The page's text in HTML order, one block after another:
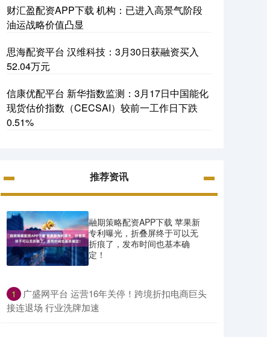
财汇盈配资APP下载 机构：已进入高景气阶段
油运战略价值凸显
思海配资平台 汉维科技：3月30日获融资买入
52.04万元
信康优配平台 新华指数监测：3月17日中国能化
现货估价指数（CECSAI）较前一工作日下跌
0.51%
推荐资讯
融期策略配资APP下载 苹果新
专利曝光，折叠屏终于可以无
折痕了，发布时间也基本确
定！
1
​广盛网平台 运营16年关停！跨境折扣电商巨头
接连退场 行业洗牌加速